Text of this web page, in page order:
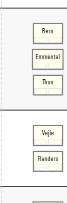
Bern
Emmental
Thun
Vejle
Randers